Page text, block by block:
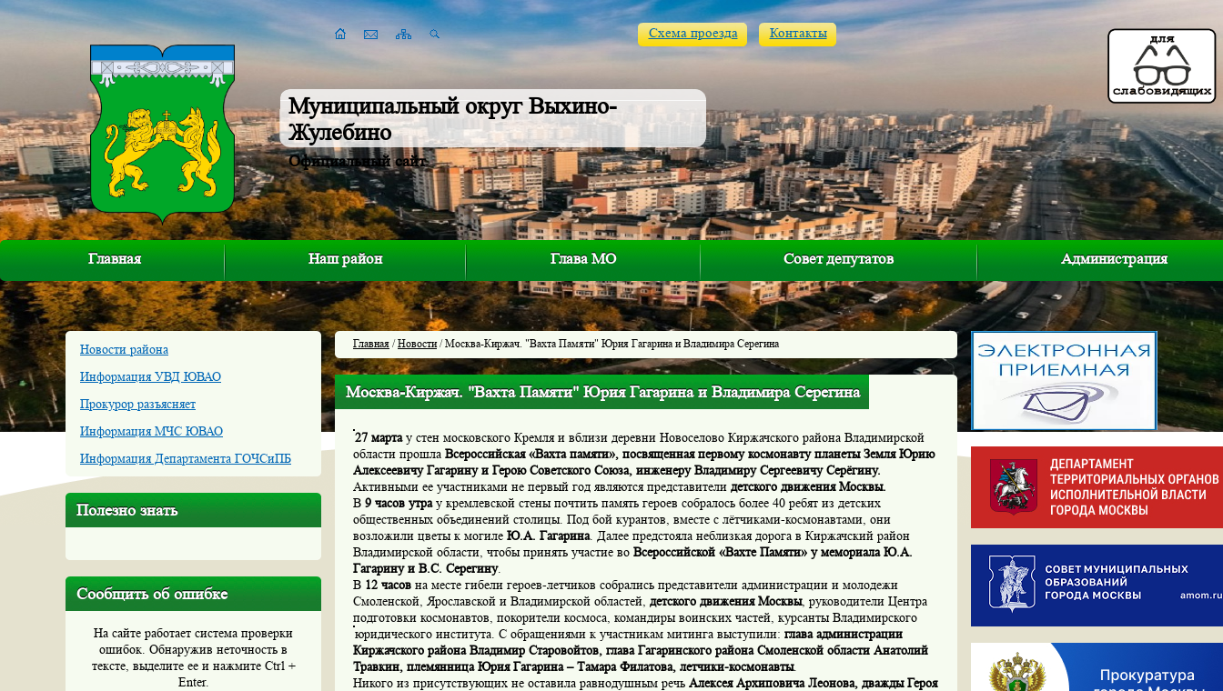
Муниципальный округ Выхино-
Жулебино
Официальный сайт
Схема проезда Контакты
Главная Наш район Глава МО Совет депутатов Администрация
Новости района
Информация УВД ЮВАО
Прокурор разъясняет
Информация МЧС ЮВАО
Информация Департамента ГОЧСиПБ
Полезно знать
Сообщить об ошибке
На сайте работает система проверки
ошибок. Обнаружив неточность в
тексте, выделите ее и нажмите Ctrl +
Enter.
Главная /Новости/ Москва-Киржач. "Вахта Памяти" Юрия Гагарина и Владимира Серегина
Москва-Киржач. "Вахта Памяти" Юрия Гагарина и Владимира Серегина
27 мартау стен московского Кремля и вблизи деревни Новоселово Киржачского района Владимирской
области прошла Всероссийская «Вахта памяти», посвященная первому космонавту планеты Земля Юрию
Алексеевичу Гагарину и Герою Советского Союза, инженеру Владимиру Сергеевичу Серёгину.
Активными ее участниками не первый год являются представители детского движения Москвы.
В 9 часов утрау кремлевской стены почтить память героев собралось более 40 ребят из детских
общественных объединений столицы. Под бой курантов, вместе с лётчиками-космонавтами, они
возложили цветы к могиле Ю.А. Гагарина. Далее предстояла неблизкая дорога в Киржачский район
Владимирской области, чтобы принять участие во Всероссийской «Вахте Памяти» у мемориала Ю.А.
Гагарину и В.С. Серегину.
В 12 часов на месте гибели героев-летчиков собрались представители администрации и молодежи
Смоленской, Ярославской и Владимирской областей, детского движения Москвы, руководители Центра
подготовки космонавтов, покорители космоса, командиры воинских частей, курсанты Владимирского
юридического института. С обращениями к участникам митинга выступили: глава администрации
Киржачского района Владимир Старовойтов, глава Гагаринского района Смоленской области Анатолий
Травкин, племянница Юрия Гагарина – Тамара Филатова, летчики-космонавты.
Никого из присутствующих не оставила равнодушным речь Алексея Архиповича Леонова, дважды Героя